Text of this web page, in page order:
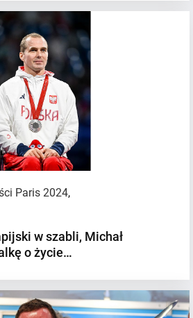
Paris 2024,
w szabli, Michał
o życie…